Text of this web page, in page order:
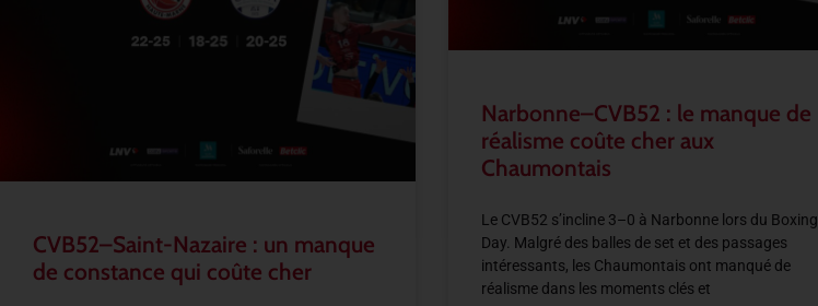
CVB52–Saint-Nazaire : un manque
de constance qui coûte cher
Narbonne–CVB52 : le manque de
réalisme coûte cher aux
Chaumontais
Le CVB52 s’incline 3–0 à Narbonne lors du Boxing
Day. Malgré des balles de set et des passages
intéressants, les Chaumontais ont manqué de
réalisme dans les moments clés et